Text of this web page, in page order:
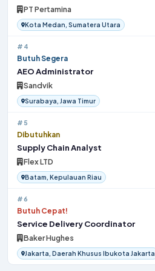
PT Pertamina
Kota Medan, Sumatera Utara
#4
Butuh Segera
AEO Administrator
Sandvik
Surabaya, Jawa Timur
#5
Dibutuhkan
Supply Chain Analyst
Flex LTD
Batam, Kepulauan Riau
#6
Butuh Cepat!
Service Delivery Coordinator
Baker Hughes
Jakarta, Daerah Khusus Ibukota Jakarta